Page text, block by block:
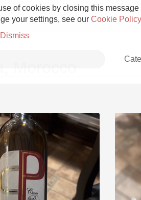
of cookies by closing this
your settings, see our Cookie Policy
Dismiss
Rosso